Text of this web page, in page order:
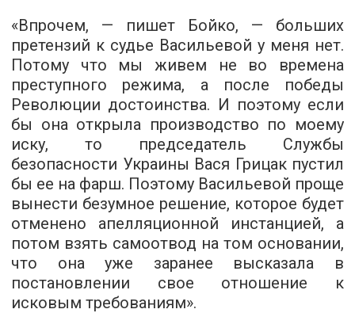
«Впрочем, — пишет Бойко, — больших
претензий к судье Васильевой у меня нет.
Потому что мы живем не во времена
преступного режима, а после победы
Революции достоинства. И поэтому если
бы она открыла производство по моему
иску, то председатель Службы
безопасности Украины Вася Грицак пустил
бы ее на фарш. Поэтому Васильевой проще
вынести безумное решение, которое будет
отменено апелляционной инстанцией, а
потом взять самоотвод на том основании,
что она уже заранее высказала в
постановлении свое отношение к
исковым требованиям».